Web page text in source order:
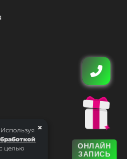
ОНЛАЙН
ЗАПИСЬ
×
Используя
целью